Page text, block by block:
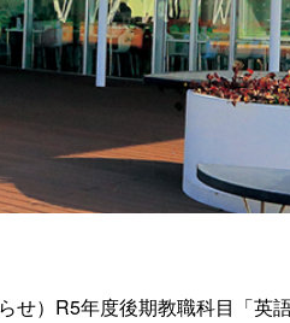
せ）R5年度後期教職科目「